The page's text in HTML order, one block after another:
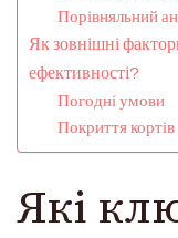
Порівняльний
Як зовнішні
ефективності?
Погодні умови
Покриття кортів
Які